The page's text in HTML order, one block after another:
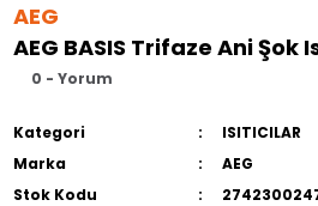
AEG
AEG BASIS Trifaze Ani Şok
0 - Yorum
Kategori
ISITICILAR
Marka
AEG
Stok Kodu